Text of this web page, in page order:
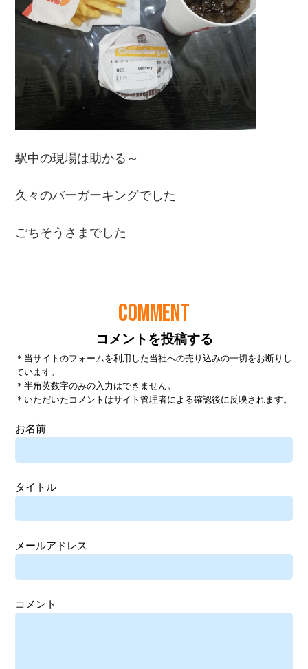
COMMENT
コメントを投稿する
＊当サイトのフォームを利用した当社への売り込みの一切をお断りし
ています。
＊半角英数字のみの入力はできません。
＊いただいたコメントはサイト管理者による確認後に反映されます。
お名前
タイトル
メールアドレス
コメント